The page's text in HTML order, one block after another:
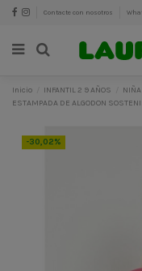
Contacte con nosotros
Inicio INFANTIL 2 9 AÑOS NIÑA
ESTAMPADA DE ALGODON
-30,02%